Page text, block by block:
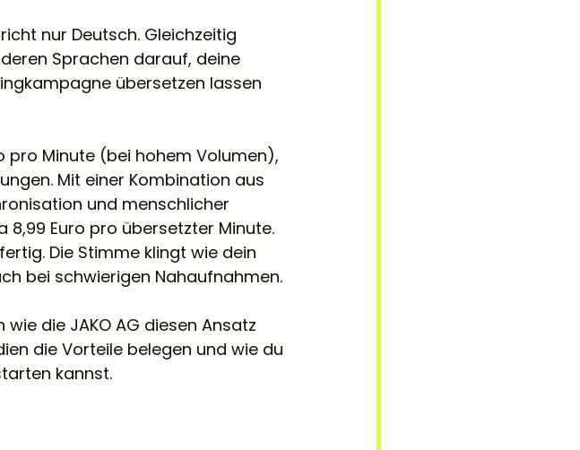
nur Deutsch. Gleichzeitig
Sprachen darauf, deine
übersetzen lassen
pro Minute (bei hohem Volumen),
Mit einer Kombination aus
und menschlicher
Euro pro übersetzter Minute.
Die Stimme klingt wie dein
bei schwierigen Nahaufnahmen.
die JAKO AG diesen Ansatz
die Vorteile belegen und wie du
kannst.